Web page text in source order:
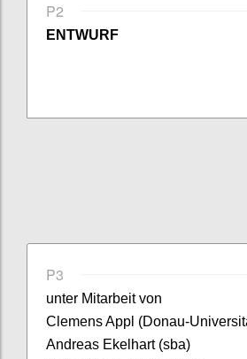
P2
ENTWURF
P3
unter Mitarbeit von
Clemens Appl (Donau-
Andreas Ekelhart (sba)